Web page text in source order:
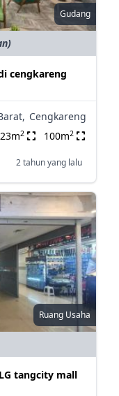
Gudang
cengkareng
Cengkareng
2 100m2
2 tahun yang lalu
Ruang Usaha
tangcity mall